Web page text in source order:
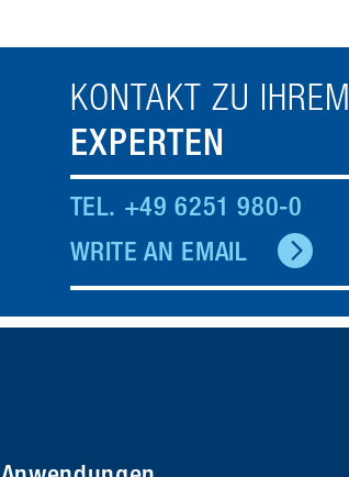
KONTAKT ZU IHREM
EXPERTEN
TEL. +49 6251 980-0
WRITE AN EMAIL